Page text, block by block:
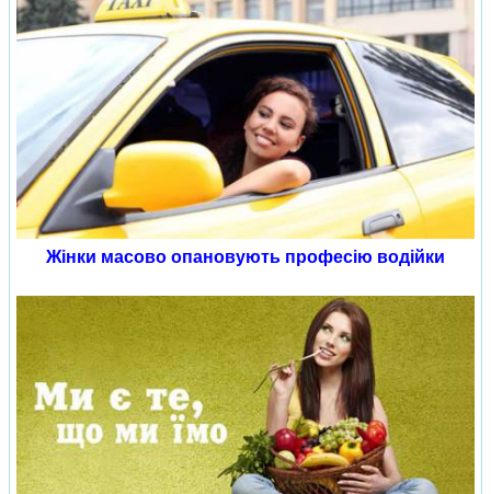
Жінки масово опановують професію водійки